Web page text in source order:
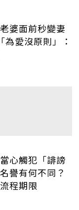
婆面前秒變妻
愛沒原則」：
心觸犯「誹謗
譽有何不同？
程期限